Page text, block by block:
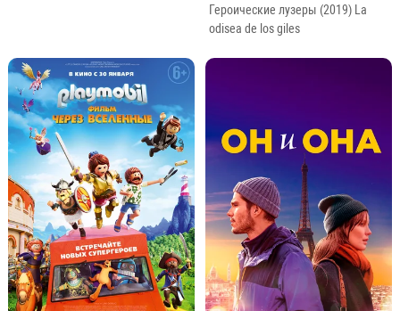
Героические лузеры (2019) La
odisea de los giles